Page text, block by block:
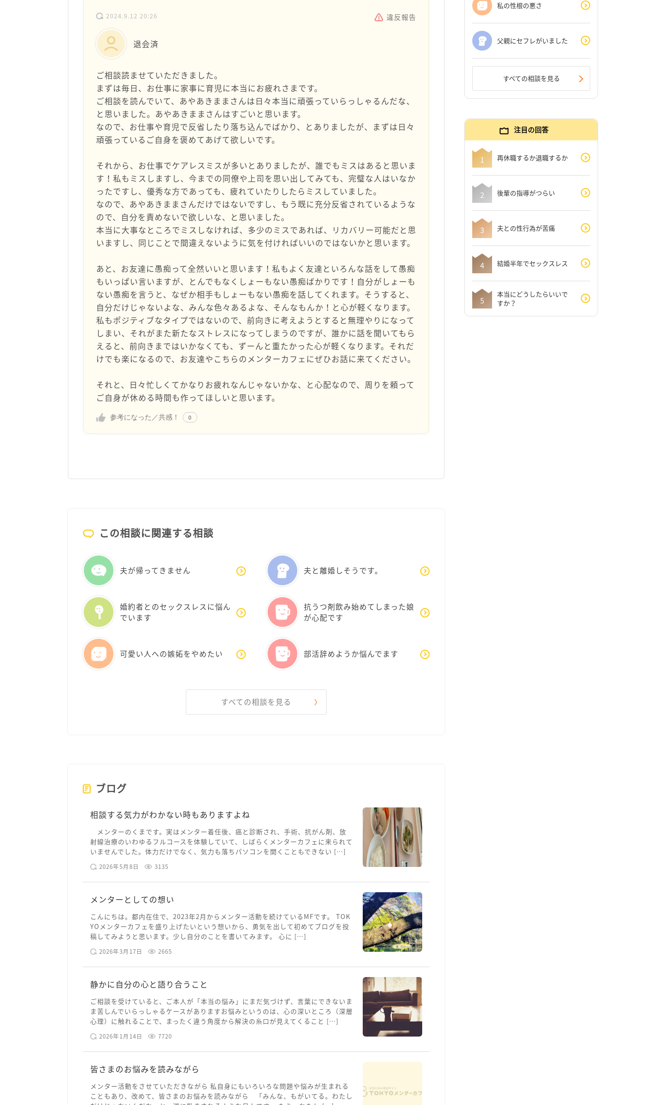
2024.9.12 20:26 違反報告
退会済
ご相談読ませていただきました。
まずは毎日、お仕事に家事に育児に本当にお疲れさまです。
ご相談を読んでいて、あやあきままさんは日々本当に頑張っていらっしゃるんだな、
と思いました。あやあきままさんはすごいと思います。
なので、お仕事や育児で反省したり落ち込んでばかり、とありましたが、まずは日々
頑張っているご自身を褒めてあげて欲しいです。
それから、お仕事でケアレスミスが多いとありましたが、誰でもミスはあると思いま
す！私もミスしますし、今までの同僚や上司を思い出してみても、完璧な人はいなか
ったですし、優秀な方であっても、疲れていたりしたらミスしていました。
なので、あやあきままさんだけではないですし、もう既に充分反省されているような
ので、自分を責めないで欲しいな、と思いました。
本当に大事なところでミスしなければ、多少のミスであれば、リカバリー可能だと思
いますし、同じことで間違えないように気を付ければいいのではないかと思います。
あと、お友達に愚痴って全然いいと思います！私もよく友達といろんな話をして愚痴
もいっぱい言いますが、とんでもなくしょーもない愚痴ばかりです！自分がしょーも
ない愚痴を言うと、なぜか相手もしょーもない愚痴を話してくれます。そうすると、
自分だけじゃないよな、みんな色々あるよな、そんなもんか！と心が軽くなります。
私もポジティブなタイプではないので、前向きに考えようとすると無理やりになって
しまい、それがまた新たなストレスになってしまうのですが、誰かに話を聞いてもら
えると、前向きまではいかなくても、ずーんと重たかった心が軽くなります。それだ
けでも楽になるので、お友達やこちらのメンターカフェにぜひお話に来てください。
それと、日々忙しくてかなりお疲れなんじゃないかな、と心配なので、周りを頼って
ご自身が休める時間も作ってほしいと思います。
参考になった／共感！ 0
この相談に関連する相談
夫が帰ってきません 夫と離婚しそうです。
婚約者とのセックスレスに悩ん
でいます
抗うつ剤飲み始めてしまった娘
が心配です
可愛い人への嫉妬をやめたい 部活辞めようか悩んでます
すべての相談を見る
ブログ
相談する気力がわかない時もありますよね
メンターのくまです。実はメンター着任後、癌と診断され、手術、抗がん剤、放
射線治療のいわゆるフルコースを体験していて、しばらくメンターカフェに来られて
いませんでした。体力だけでなく、気力も落ちパソコンを開くこともできない […]
2026年5月8日 3135
メンターとしての想い
こんにちは。都内在住で、2023年2月からメンター活動を続けているMFです。 TOK
YOメンターカフェを盛り上げたいという想いから、勇気を出して初めてブログを投
稿してみようと思います。少し自分のことを書いてみます。 心に […]
2026年3月17日 2665
静かに自分の心と語り合うこと
ご相談を受けていると、ご本人が「本当の悩み」にまだ気づけず、言葉にできないま
ま苦しんでいらっしゃるケースがありますお悩みというのは、心の深いところ（深層
心理）に触れることで、まったく違う角度から解決の糸口が見えてくること […]
2026年1月14日 7720
皆さまのお悩みを読みながら
メンター活動をさせていただきながら 私自身にもいろいろな問題や悩みが生まれる
こともあり、改めて、皆さまのお悩みを読みながら 「みんな、もがいてる。わたし
私の性根の悪さ
父親にセフレがいました
すべての相談を見る
注目の回答
再休職するか退職するか
後輩の指導がつらい
夫との性行為が苦痛
結婚半年でセックスレス
本当にどうしたらいいで
すか？